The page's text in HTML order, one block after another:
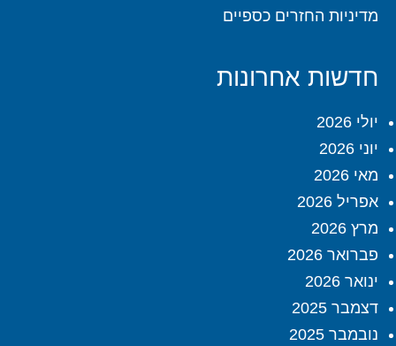
מדיניות החזרים כספיים
חדשות אחרונות
יולי 2026
יוני 2026
מאי 2026
אפריל 2026
מרץ 2026
פברואר 2026
ינואר 2026
דצמבר 2025
נובמבר 2025